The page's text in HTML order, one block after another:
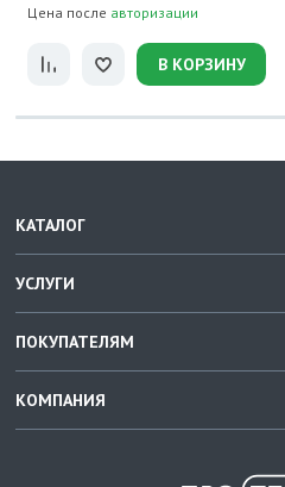
Цена после авторизации
В КОРЗИНУ
КАТАЛОГ
УСЛУГИ
ПОКУПАТЕЛЯМ
КОМПАНИЯ